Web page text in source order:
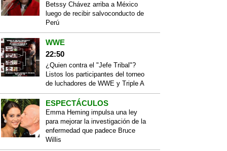
Betssy Chávez arriba a México
luego de recibir salvoconducto de
Perú
WWE
22:50
¿Quien contra el "Jefe Tribal"?
Listos los participantes del torneo
de luchadores de WWE y Triple A
ESPECTÁCULOS
Emma Heming impulsa una ley
para mejorar la investigación de la
enfermedad que padece Bruce
Willis